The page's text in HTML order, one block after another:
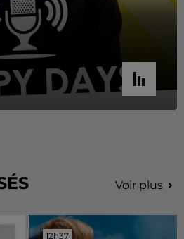
Voir plus
12h37
12h37